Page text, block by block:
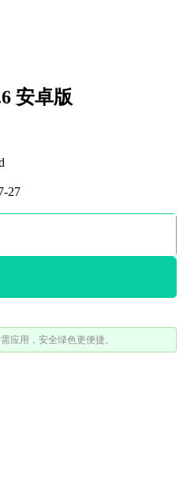
安卓版
27
应用，安全绿色更便捷。